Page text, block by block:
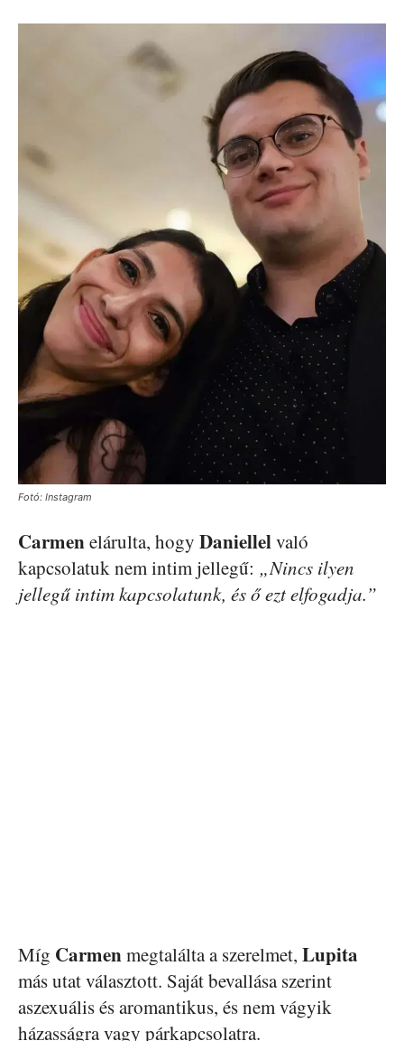
Fotó: Instagram
Carmenelárulta, hogy Daniellelvaló
kapcsolatuk nem intim jellegű: „Nincs ilyen
jellegű intim kapcsolatunk, és ő ezt elfogadja.”
Míg Carmenmegtalálta a szerelmet, Lupita
más utat választott. Saját bevallása szerint
aszexuális és aromantikus, és nem vágyik
házasságra vagy párkapcsolatra.